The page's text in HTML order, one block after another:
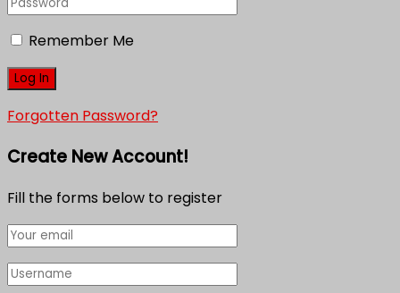
Remember Me
Forgotten Password?
Create New Account!
Fill the forms below to register